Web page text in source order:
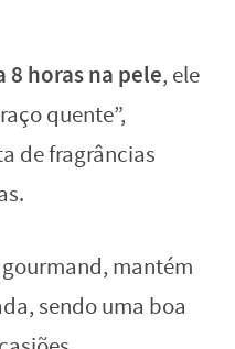
8 horas na pele, ele
quente”,
de fragrâncias
mantém
sendo uma boa